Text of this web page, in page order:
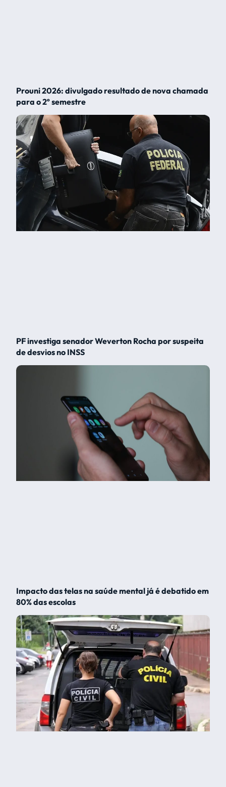
Prouni 2026: divulgado resultado de nova chamada
para o 2º semestre
PF investiga senador Weverton Rocha por suspeita
de desvios no INSS
Impacto das telas na saúde mental já é debatido em
80% das escolas